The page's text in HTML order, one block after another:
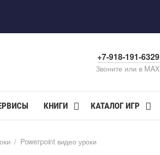
+7-918-191-6329
Звоните или в MAX
КНИГИ КАТАЛОГ ИГР
/ Powerpoint видео уроки